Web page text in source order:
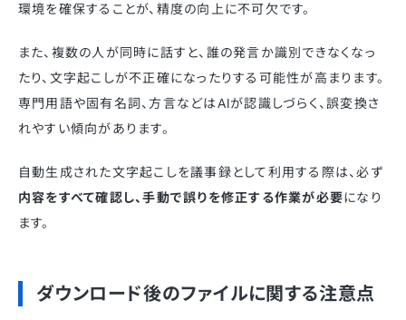
環境を確保することが、精度の向上に不可欠です。
また、複数の人が同時に話すと、誰の発言か識別できなくなっ
たり、文字起こしが不正確になったりする可能性が高まります。
専門用語や固有名詞、方言などはAIが認識しづらく、誤変換さ
れやすい傾向があります。
自動生成された文字起こしを議事録として利用する際は、必ず
内容をすべて確認し、手動で誤りを修正する作業が必要になり
ます。
ダウンロード後のファイルに関する注意点